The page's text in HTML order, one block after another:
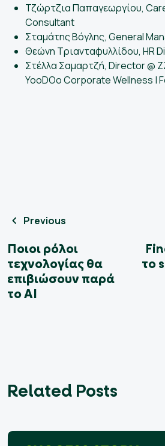
Τζώρτζια Παπαγεωργίου,
Consultant
Σταμάτης Βόγλης, General
Θεώνη Τριανταφυλλίδου, HR
Στέλλα Σαμαρτζή, Director @
YooDOo Corporate Wellness |
Previous
Ποιοι ρόλοι
τεχνολογίας θα
επιβιώσουν παρά
το ΑΙ
το
Related Posts